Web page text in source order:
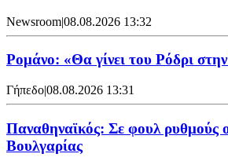
Newsroom|08.08.2026 13:32
Ρομάνο: «Θα γίνει του Ρόδρι
Γήπεδο|08.08.2026 13:31
Παναθηναϊκός: Σε φουλ ρυθμούς
Βουλγαρίας